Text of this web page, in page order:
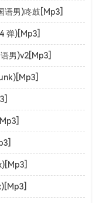
男)咚鼓[Mp3]
弹)[Mp3]
男)v2[Mp3]